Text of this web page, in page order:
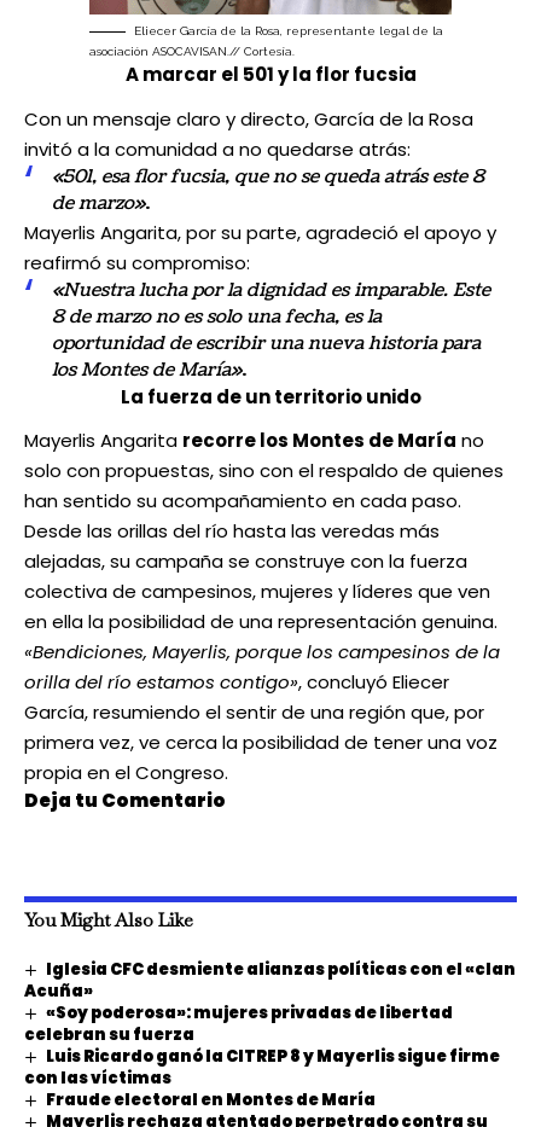
Eliecer García de la Rosa, representante legal de la
asociación ASOCAVISAN.// Cortesía.
A marcar el 501 y la flor fucsia
Con un mensaje claro y directo, García de la Rosa
invitó a la comunidad a no quedarse atrás:
«501, esa flor fucsia, que no se queda atrás este 8
de marzo».
Mayerlis Angarita, por su parte, agradeció el apoyo y
reafirmó su compromiso:
«Nuestra lucha por la dignidad es imparable. Este
8 de marzo no es solo una fecha, es la
oportunidad de escribir una nueva historia para
los Montes de María».
La fuerza de un territorio unido
Mayerlis Angarita recorre los Montes de María no
solo con propuestas, sino con el respaldo de quienes
han sentido su acompañamiento en cada paso.
Desde las orillas del río hasta las veredas más
alejadas, su campaña se construye con la fuerza
colectiva de campesinos, mujeres y líderes que ven
en ella la posibilidad de una representación genuina.
«Bendiciones, Mayerlis, porque los campesinos de la
orilla del río estamos contigo», concluyó Eliecer
García, resumiendo el sentir de una región que, por
primera vez, ve cerca la posibilidad de tener una voz
propia en el Congreso.
Deja tu Comentario
You Might Also Like
Iglesia CFC desmiente alianzas políticas con el «clan
Acuña»
«Soy poderosa»: mujeres privadas de libertad
celebran su fuerza
Luis Ricardo ganó la CITREP 8 y Mayerlis sigue firme
con las víctimas
Fraude electoral en Montes de María
Mayerlis rechaza atentado perpetrado contra su